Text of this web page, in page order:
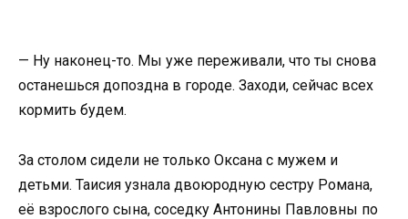
— Ну наконец-то. Мы уже переживали, что ты снова
останешься допоздна в городе. Заходи, сейчас всех
кормить будем.
За столом сидели не только Оксана с мужем и
детьми. Таисия узнала двоюродную сестру Романа,
её взрослого сына, соседку Антонины Павловны по